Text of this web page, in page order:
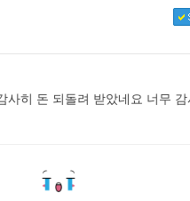
사히 돈 되돌려 받았네요 너무